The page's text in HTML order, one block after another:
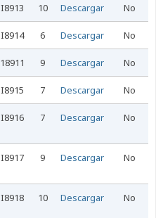
I8913 10 Descargar No
I8914 6 Descargar No
18911 9 Descargar No
I8915 7 Descargar No
I8916 7 Descargar No
I8917 9 Descargar No
I8918 10 Descargar No